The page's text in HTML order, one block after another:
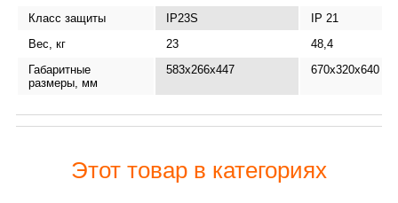
Класс защиты
IP23S
IP 21
Вес, кг
23
48,4
Габаритные
размеры, мм
583х266х447 670х320х640
Этот товар в категориях